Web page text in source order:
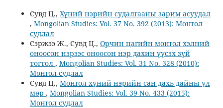
Сувд Ц., Хүний нэрийн судалгааны зарим асуудал
, Mongolian Studies: Vol. 37 No. 392 (2013): Монгол
судлал
Сэржээ Ж., Сувд Ц., Орчин цагийн монгол хэлний
оноосон нэрээс оноосон нэр дахин үүсэх зүй
тогтол , Mongolian Studies: Vol. 31 No. 328 (2010):
Монгол судлал
Сувд Ц., Монгол хүний нэрийн сан дахь дайны ул
мөр , Mongolian Studies: Vol. 39 No. 433 (2015):
Монгол судлал